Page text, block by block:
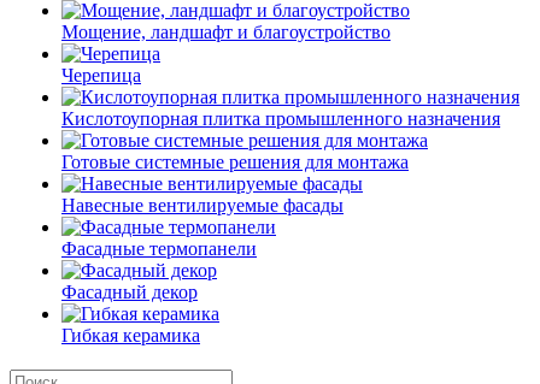
Мощение, ландшафт и благоустройство
Черепица
Кислотоупорная плитка промышленного назначения
Готовые системные решения для монтажа
Навесные вентилируемые фасады
Фасадные термопанели
Фасадный декор
Гибкая керамика